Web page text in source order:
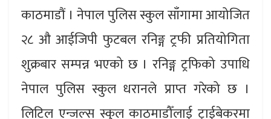
काठमाडौं । नेपाल पुलिस स्कुल साँगामा आयोजित
२८ औ आईजिपी फुटबल रनिङ्ग ट्रफी प्रतियोगिता
शुक्रबार सम्पन्न भएको छ । रनिङ्ग ट्रफिको उपाधि
नेपाल पुलिस स्कुल धरानले प्राप्त गरेको छ ।
लिटिल एन्जल्स स्कुल काठमाडौँलाई ट्राईबेकरमा